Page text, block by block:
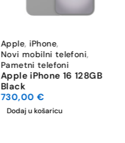
Apple, iPhone,
Novi mobilni telefoni,
Pametni telefoni
Apple iPhone 16 128GB
Black
730,00 €
Dodaj u košaricu